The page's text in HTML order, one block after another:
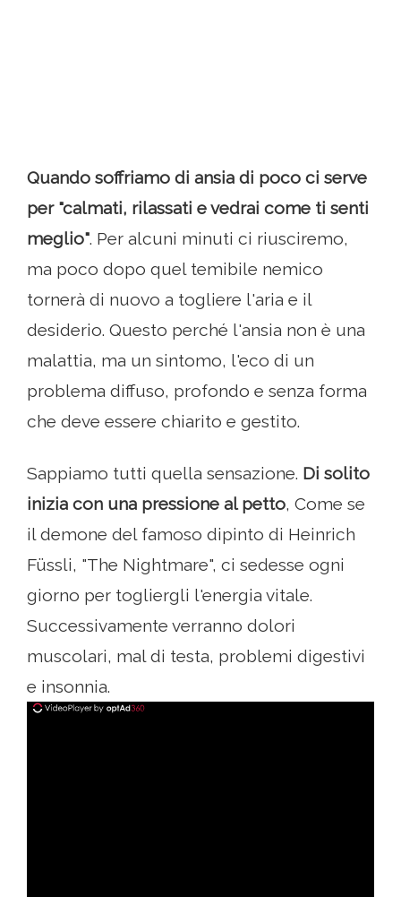
Quando soffriamo di ansia di poco ci serve
per "calmati, rilassati e vedrai come ti senti
meglio". Per alcuni minuti ci riusciremo,
ma poco dopo quel temibile nemico
tornerà di nuovo a togliere l'aria e il
desiderio. Questo perché l'ansia non è una
malattia, ma un sintomo, l'eco di un
problema diffuso, profondo e senza forma
che deve essere chiarito e gestito.
Sappiamo tutti quella sensazione. Di solito
inizia con una pressione al petto, Come se
il demone del famoso dipinto di Heinrich
Füssli, "The Nightmare", ci sedesse ogni
giorno per togliergli l'energia vitale.
Successivamente verranno dolori
muscolari, mal di testa, problemi digestivi
e insonnia.